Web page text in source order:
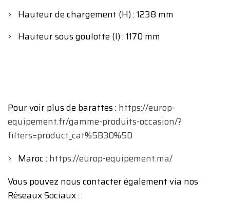
Hauteur de chargement (H) : 1238 mm
Hauteur sous goulotte (I) : 1170 mm
Pour voir plus de barattes :https://europ-
equipement.fr/gamme-produits-occasion/?
filters=product_cat%5B30%5D
Maroc :https://europ-equipement.ma/
Vous pouvez nous contacter également via nos
Réseaux Sociaux :